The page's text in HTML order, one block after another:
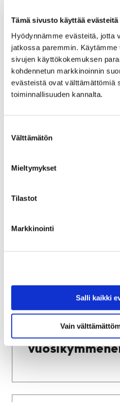
Tämä sivusto käyttää evästeitä
Hyödynnämme evästeitä, jotta
jatkossa paremmin.
sivujen käyttökokemuksen
kohdennetun markkinoinnin
evästeistä ovat välttämättömiä
toiminnallisuuden kannalta.
valinta
Välttämätön
Mieltymykset
Tilastot
Markkinointi
Salli kaikki
Vain
Ehkäisevä päihde- ja
väkivallan ehkäisy ovat
terveyden ja
Ehkäisevän päihde- ja
tavoitteena on ehkäistä ja
päihteiden käyttöä,
Tiäksää?-verkkolehti
Historiaa